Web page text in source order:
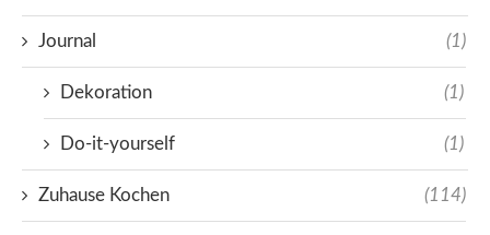
Journal (1)
Dekoration (1)
Do-it-yourself (1)
Zuhause Kochen (114)